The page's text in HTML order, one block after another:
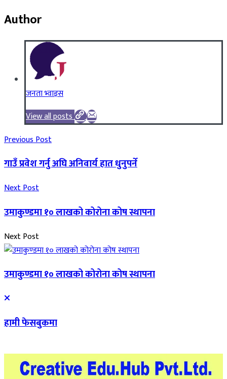
Author
जनता भ्वाइस
View all posts
Previous Post
गाउँ प्रवेश गर्नु अघि अनिवार्य हात धुनुपर्ने
Next Post
उमाकुण्डमा १० लाखको कोरोना कोष स्थापना
Next Post
उमाकुण्डमा १० लाखको कोरोना कोष स्थापना
हामी फेसबुकमा